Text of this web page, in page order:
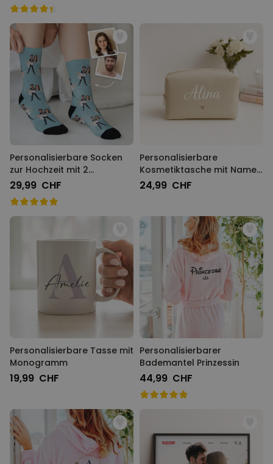
Personalisierbare Socken
zur Hochzeit mit 2
Gesichtern
29,99 CHF
Personalisierbare
Kosmetiktasche mit Name
und Symbol
24,99 CHF
Personalisierbare Tasse mit
Monogramm
19,99 CHF
Personalisierbarer
Bademantel Prinzessin
44,99 CHF